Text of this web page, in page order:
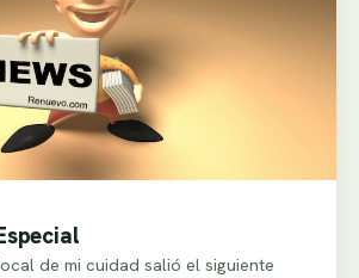
de mi cuidad salió el siguiente